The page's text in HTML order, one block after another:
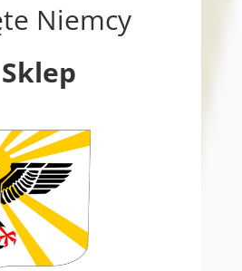
Niemcy
Sklep